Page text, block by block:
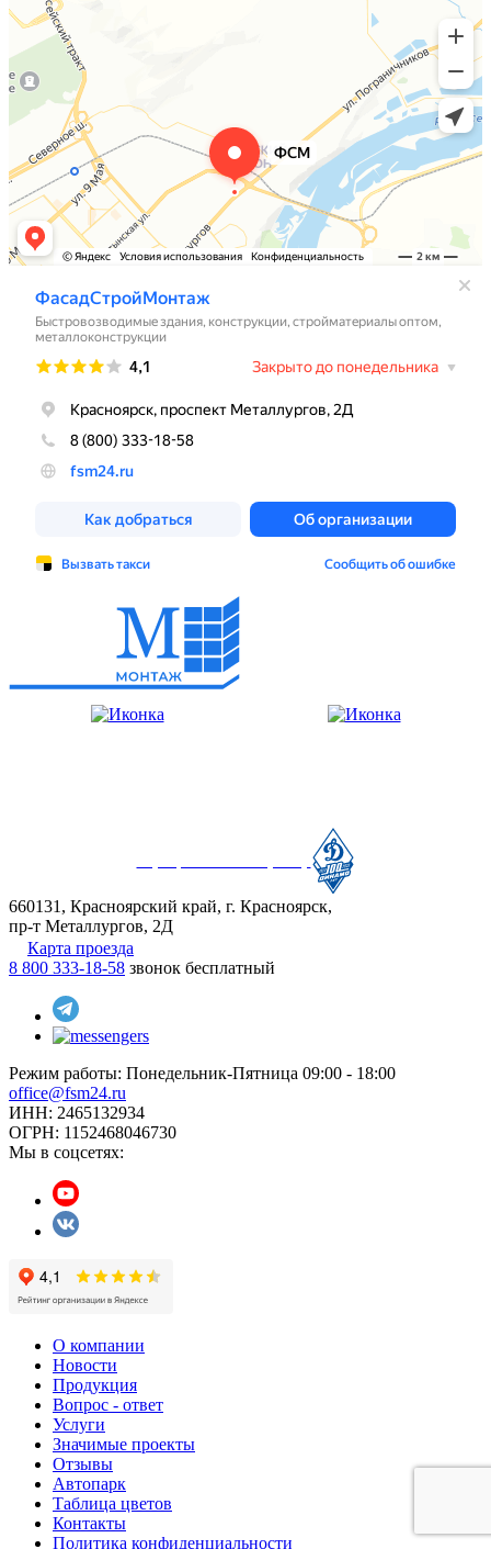
660131, Красноярский край, г. Красноярск,
пр-т Металлургов, 2Д
Карта проезда
8 800 333-18-58 звонок бесплатный
Режим работы: Понедельник-Пятница 09:00 - 18:00
office@fsm24.ru
ИНН: 2465132934
ОГРН: 1152468046730
Мы в соцсетях:
О компании
Новости
Продукция
Вопрос - ответ
Услуги
Значимые проекты
Отзывы
Автопарк
Таблица цветов
Контакты
Политика конфиденциальности